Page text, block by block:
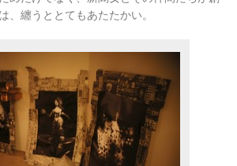
、纏うととてもあたたかい。